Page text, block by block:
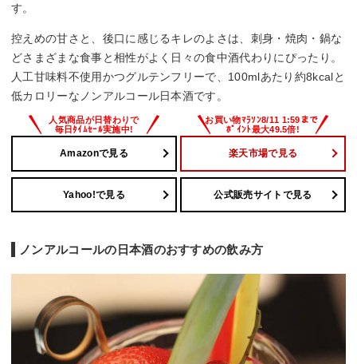
す。
控えめの甘さと、後口に感じるキレのよさは、刺身・焼肉・鍋な
どさまざまな食事と相性がよく日々の食中酒代わりにぴったり。
人工甘味料不使用かつグルテンフリーで、100mlあたり約8kcalと
低カロリーなノンアルコール日本酒です。
Amazonで見る 楽天市場で見る
Yahoo!で見る 公式販売サイトで見る
ノンアルコールの日本酒のおすすめの飲み方